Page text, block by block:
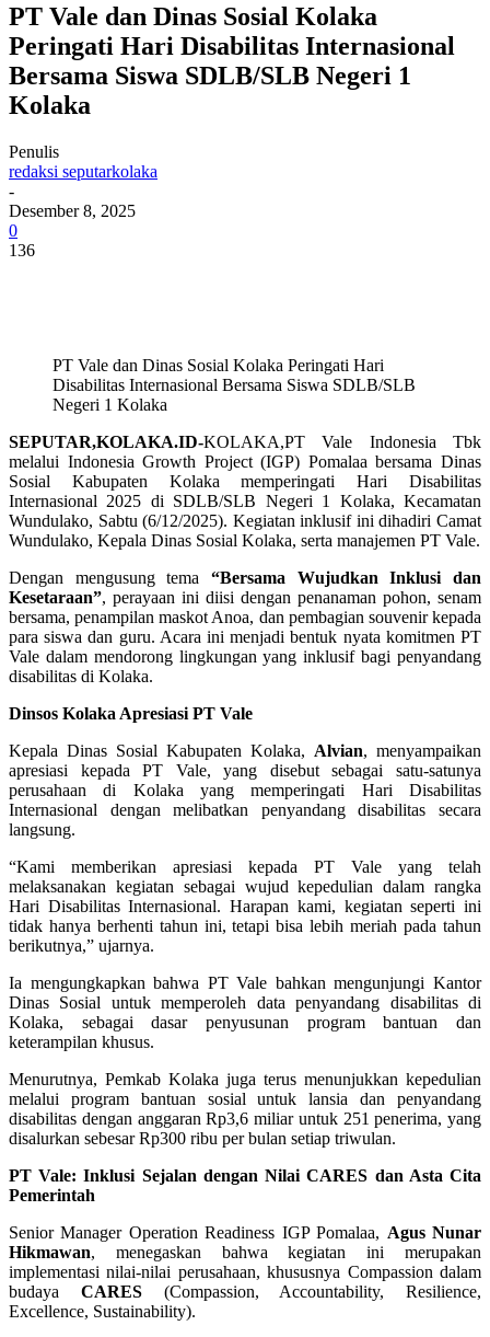
PT Vale dan Dinas Sosial Kolaka
Peringati Hari Disabilitas Internasional
Bersama Siswa SDLB/SLB Negeri 1
Kolaka
Penulis
redaksi seputarkolaka
-
Desember 8, 2025
0
136
PT Vale dan Dinas Sosial Kolaka Peringati Hari
Disabilitas Internasional Bersama Siswa SDLB/SLB
Negeri 1 Kolaka
SEPUTAR,KOLAKA.ID-KOLAKA,PT Vale Indonesia Tbk
melalui Indonesia Growth Project (IGP) Pomalaa bersama Dinas
Sosial Kabupaten Kolaka memperingati Hari Disabilitas
Internasional 2025 di SDLB/SLB Negeri 1 Kolaka, Kecamatan
Wundulako, Sabtu (6/12/2025). Kegiatan inklusif ini dihadiri Camat
Wundulako, Kepala Dinas Sosial Kolaka, serta manajemen PT Vale.
Dengan mengusung tema “Bersama Wujudkan Inklusi dan
Kesetaraan”, perayaan ini diisi dengan penanaman pohon, senam
bersama, penampilan maskot Anoa, dan pembagian souvenir kepada
para siswa dan guru. Acara ini menjadi bentuk nyata komitmen PT
Vale dalam mendorong lingkungan yang inklusif bagi penyandang
disabilitas di Kolaka.
Dinsos Kolaka Apresiasi PT Vale
Kepala Dinas Sosial Kabupaten Kolaka, Alvian, menyampaikan
apresiasi kepada PT Vale, yang disebut sebagai satu-satunya
perusahaan di Kolaka yang memperingati Hari Disabilitas
Internasional dengan melibatkan penyandang disabilitas secara
langsung.
“Kami memberikan apresiasi kepada PT Vale yang telah
melaksanakan kegiatan sebagai wujud kepedulian dalam rangka
Hari Disabilitas Internasional. Harapan kami, kegiatan seperti ini
tidak hanya berhenti tahun ini, tetapi bisa lebih meriah pada tahun
berikutnya,” ujarnya.
Ia mengungkapkan bahwa PT Vale bahkan mengunjungi Kantor
Dinas Sosial untuk memperoleh data penyandang disabilitas di
Kolaka, sebagai dasar penyusunan program bantuan dan
keterampilan khusus.
Menurutnya, Pemkab Kolaka juga terus menunjukkan kepedulian
melalui program bantuan sosial untuk lansia dan penyandang
disabilitas dengan anggaran Rp3,6 miliar untuk 251 penerima, yang
disalurkan sebesar Rp300 ribu per bulan setiap triwulan.
PT Vale: Inklusi Sejalan dengan Nilai CARES dan Asta Cita
Pemerintah
Senior Manager Operation Readiness IGP Pomalaa, Agus Nunar
Hikmawan, menegaskan bahwa kegiatan ini merupakan
implementasi nilai-nilai perusahaan, khususnya Compassion dalam
budaya CARES(Compassion, Accountability, Resilience,
Excellence, Sustainability).